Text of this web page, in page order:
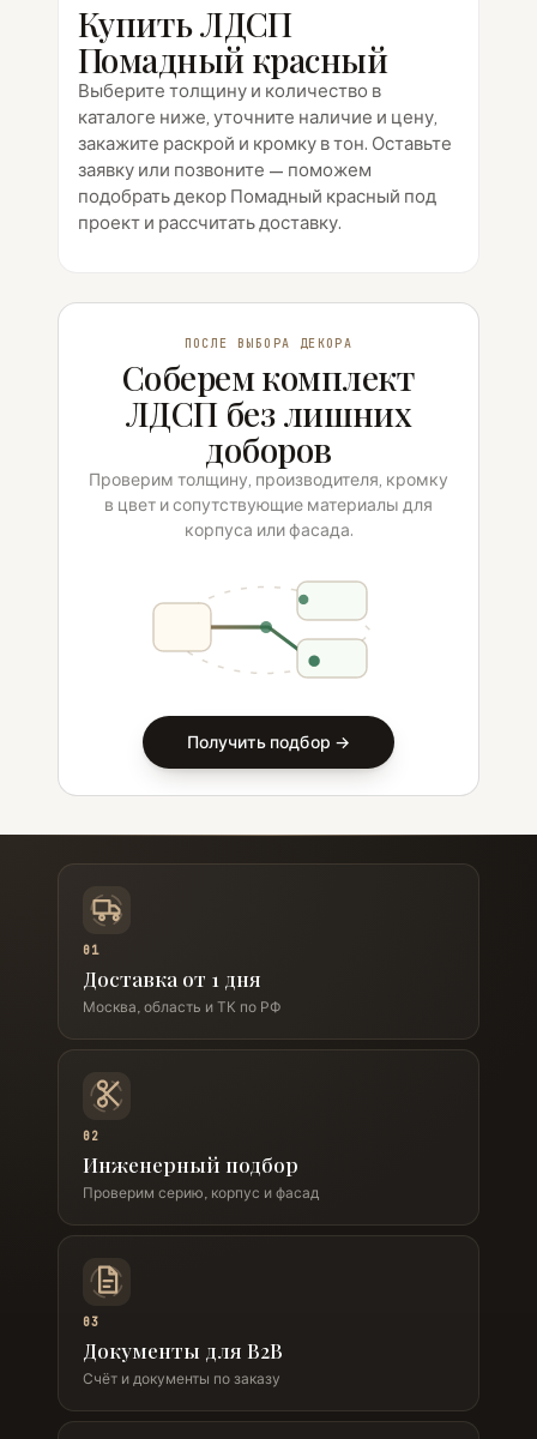
Купить ЛДСП
Помадный красный
Выберите толщину и количество в
каталоге ниже, уточните наличие и цену,
закажите раскрой и кромку в тон. Оставьте
заявку или позвоните — поможем
подобрать декор Помадный красный под
проект и рассчитать доставку.
ПОСЛЕ ВЫБОРА ДЕКОРА
Соберем комплект
ЛДСП без лишних
доборов
Проверим толщину, производителя, кромку
в цвет и сопутствующие материалы для
корпуса или фасада.
Получить подбор →
01
Доставка от 1 дня
Москва, область и ТК по РФ
02
Инженерный подбор
Проверим серию, корпус и фасад
03
Документы для B2B
Счёт и документы по заказу